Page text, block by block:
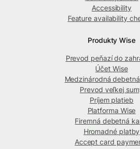
Accessibility
Feature availability
Produkty Wise
Prevod peňazí do
Účet Wise
Medzinárodná
Prevod veľkej
Príjem platieb
Platforma Wise
Firemná debetná
Hromadné platby
Accept card